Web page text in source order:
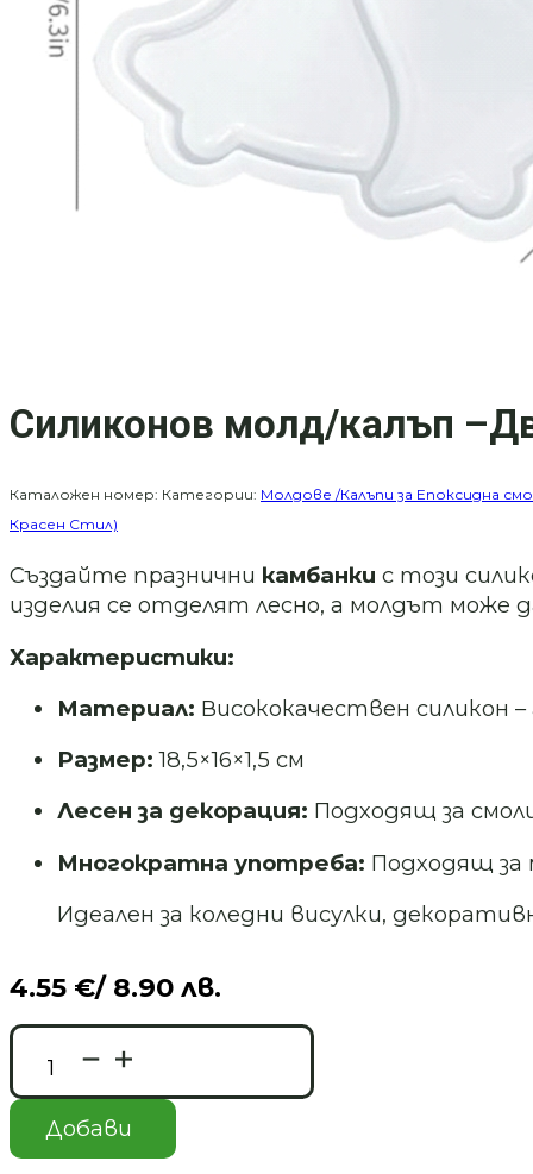
Силиконов молд/калъп
Каталожен номер: Категории: Молдове /Калъпи за Епоксидна
Красен Стил)
Създайте празнични камбанки с този
изделия се отделят лесно, а молдът може
Характеристики:
Материал: Висококачествен силикон –
Размер: 18,5×16×1,5 см
Лесен за декорация: Подходящ за
Многократна употреба: Подходящ за
Идеален за коледни висулки,
4.55 €/ 8.90 лв.
количество
за
Силиконов
молд/
калъп
–
Добави